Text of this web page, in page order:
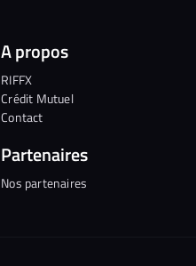
A propos
RIFFX
Crédit Mutuel
Contact
Partenaires
Nos partenaires